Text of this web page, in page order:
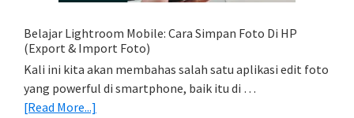
Belajar Lightroom Mobile: Cara Simpan Foto Di HP
(Export & Import Foto)
Kali ini kita akan membahas salah satu aplikasi edit foto
yang powerful di smartphone, baik itu di …
[Read More...]